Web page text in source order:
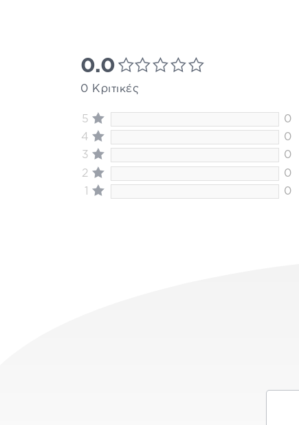
0.0
0 Κριτικές
5
0
4
0
3
0
2
0
1
0